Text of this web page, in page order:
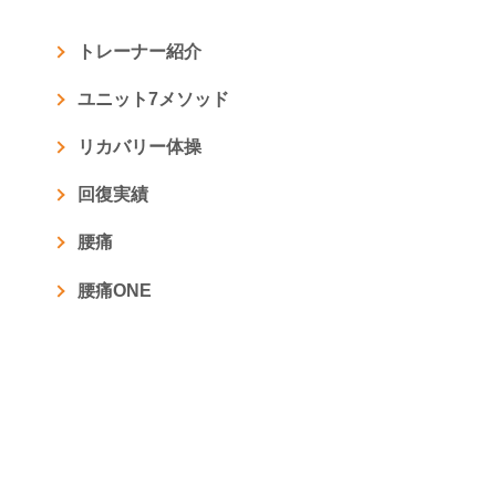
トレーナー紹介
ユニット7メソッド
リカバリー体操
回復実績
腰痛
腰痛ONE